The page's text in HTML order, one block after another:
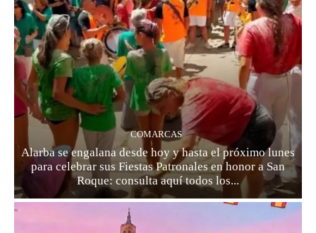
COMARCAS
Alarba se engalana desde hoy y hasta el próximo lunes
para celebrar sus Fiestas Patronales en honor a San
Roque: consulta aquí todos los...